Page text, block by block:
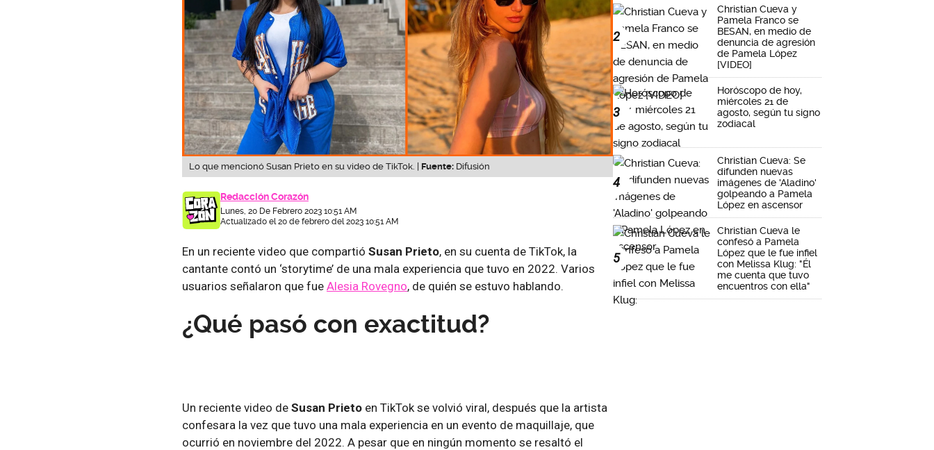
Lo que mencionó Susan Prieto en su video de TikTok. | Fuente: Difusión
Redacción Corazón
Lunes, 20 De Febrero 2023 10:51 AM
Actualizado el 20 de febrero del 2023 10:51 AM
En un reciente video que compartió Susan Prieto, en su cuenta de TikTok, la
cantante contó un ‘storytime’ de una mala experiencia que tuvo en 2022. Varios
usuarios señalaron que fue Alesia Rovegno, de quién se estuvo hablando.
¿Qué pasó con exactitud?
Un reciente video de Susan Prieto en TikTok se volvió viral, después que la artista
confesara la vez que tuvo una mala experiencia en un evento de maquillaje, que
ocurrió en noviembre del 2022. A pesar que en ningún momento se resaltó el
2
Christian Cueva y
Pamela Franco se
BESAN, en medio de
denuncia de agresión
de Pamela López
[VIDEO]
3
Horóscopo de hoy,
miércoles 21 de
agosto, según tu signo
zodiacal
4
Christian Cueva: Se
difunden nuevas
imágenes de 'Aladino'
golpeando a Pamela
López en ascensor
5
Christian Cueva le
confesó a Pamela
López que le fue infiel
con Melissa Klug: "Él
me cuenta que tuvo
encuentros con ella"